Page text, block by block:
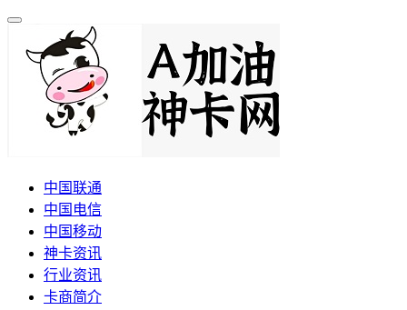
中国联通
中国电信
中国移动
神卡资讯
行业资讯
卡商简介